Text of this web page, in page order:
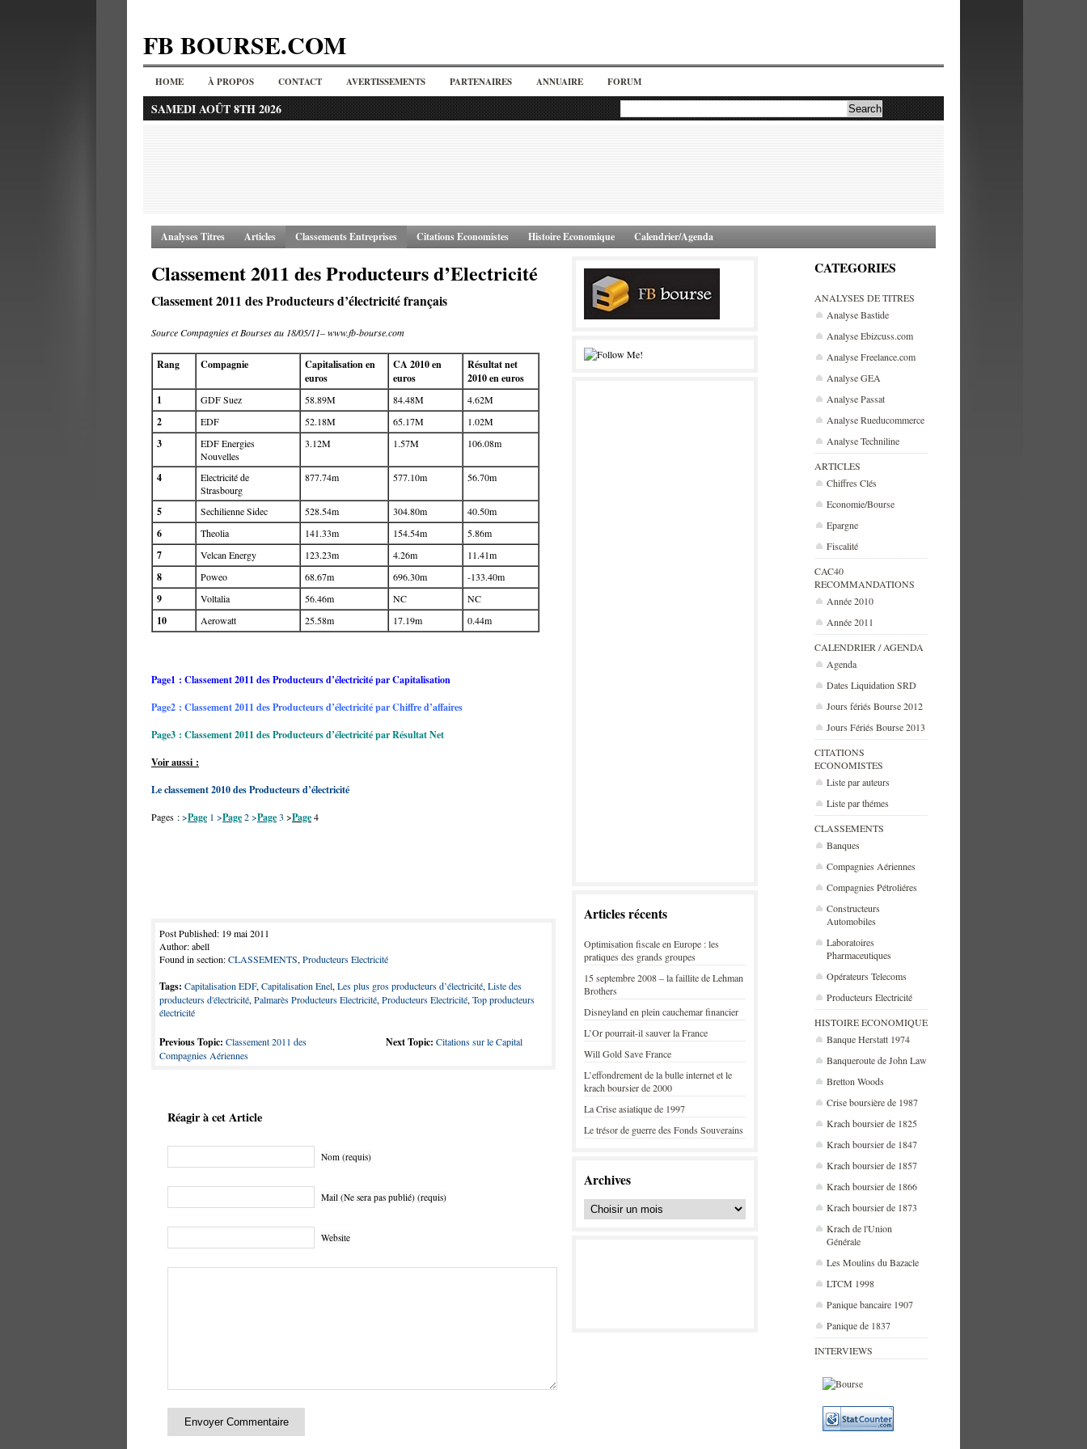
FB BOURSE.COM
HOME À PROPOS CONTACT AVERTISSEMENTS PARTENAIRES ANNUAIRE FORUM
SAMEDI AOÛT 8TH 2026
Analyses Titres Articles Classements Entreprises Citations Economistes Histoire Economique Calendrier/Agenda
CATEGORIES
ANALYSES DE TITRES
Analyse Bastide
Analyse Ebizcuss.com
Analyse Freelance.com
Analyse GEA
Analyse Passat
Analyse Rueducommerce
Analyse Techniline
ARTICLES
Chiffres Clés
Economie/Bourse
Epargne
Fiscalité
CAC40
RECOMMANDATIONS
Année 2010
Année 2011
CALENDRIER / AGENDA
Agenda
Dates Liquidation SRD
Jours fériés Bourse 2012
Jours Fériés Bourse 2013
CITATIONS
ECONOMISTES
Liste par auteurs
Liste par thémes
CLASSEMENTS
Banques
Compagnies Aériennes
Compagnies Pétroliéres
Constructeurs
Automobiles
Laboratoires
Pharmaceutiques
Opérateurs Telecoms
Producteurs Electricité
HISTOIRE ECONOMIQUE
Banque Herstatt 1974
Banqueroute de John Law
Bretton Woods
Crise boursière de 1987
Krach boursier de 1825
Krach boursier de 1847
Krach boursier de 1857
Krach boursier de 1866
Krach boursier de 1873
Krach de l'Union
Générale
Les Moulins du Bazacle
LTCM 1998
Panique bancaire 1907
Panique de 1837
INTERVIEWS
Classement 2011 des Producteurs d’Electricité
Classement 2011 des Producteurs d’électricité français
Source Compagnies et Bourses au 18/05/11– www.fb-bourse.com
Rang Compagnie
Capitalisation en
euros
CA 2010 en
euros
Résultat net
2010 en euros
1
GDF Suez 58.89M 84.48M 4.62M
2 EDF 52.18M 65.17M 1.02M
3
EDF Energies
Nouvelles
3.12M 1.57M 106.08m
4
Electricité de
Strasbourg
877.74m 577.10m 56.70m
5 Sechilienne Sidec 528.54m 304.80m 40.50m
6 Theolia 141.33m 154.54m 5.86m
7 Velcan Energy 123.23m 4.26m 11.41m
8 Poweo 68.67m 696.30m -133.40m
9 Voltalia 56.46m NC NC
10 Aerowatt 25.58m 17.19m 0.44m
Page1 : Classement 2011 des Producteurs d’électricité par Capitalisation
Page2 : Classement 2011 des Producteurs d’électricité par Chiffre d’affaires
Page3 : Classement 2011 des Producteurs d’électricité par Résultat Net
Voir aussi :
Le classement 2010 des Producteurs d’électricité
Pages :>Page 1 >Page2>Page3 >Page4
Post Published: 19 mai 2011
Author: abell
Found in section:CLASSEMENTS, Producteurs Electricité
Tags: Capitalisation EDF, Capitalisation Enel, Les plus gros producteurs d’électricité, Liste des
producteurs d'électricité, Palmarès Producteurs Electricité, Producteurs Electricité, Top producteurs
électricité
Previous Topic: Classement 2011 des
Compagnies Aériennes
Next Topic: Citations sur le Capital
Réagir à cet Article
Nom (requis)
Mail (Ne sera pas publié) (requis)
Website
Articles récents
Optimisation fiscale en Europe : les
pratiques des grands groupes
15 septembre 2008 – la faillite de Lehman
Brothers
Disneyland en plein cauchemar financier
L’Or pourrait-il sauver la France
Will Gold Save France
L’effondrement de la bulle internet et le
krach boursier de 2000
La Crise asiatique de 1997
Le trésor de guerre des Fonds Souverains
Archives